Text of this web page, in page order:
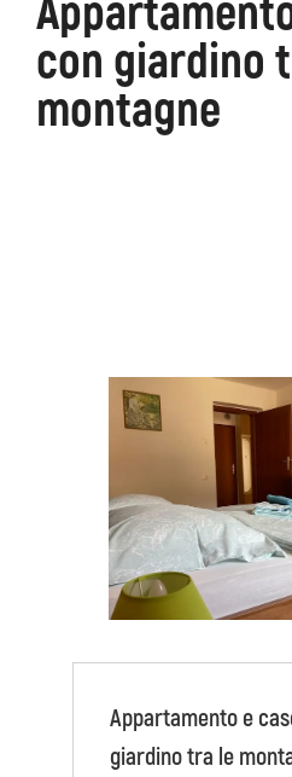
con giardino
montagne
Kanin
Appartamento e
giardino tra le